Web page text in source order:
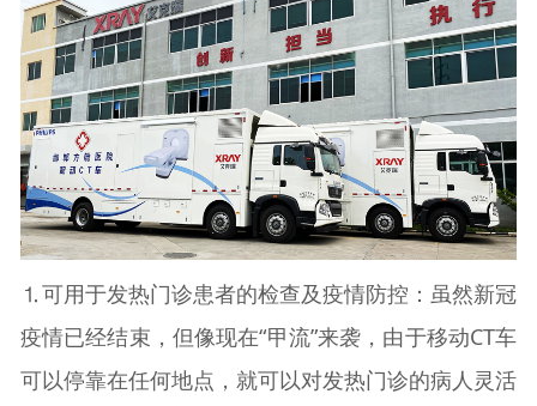
⒈可用于发热门诊患者的检查及疫情防控：虽然新冠
疫情已经结束，但像现在“甲流”来袭，由于移动CT车
可以停靠在任何地点，就可以对发热门诊的病人灵活